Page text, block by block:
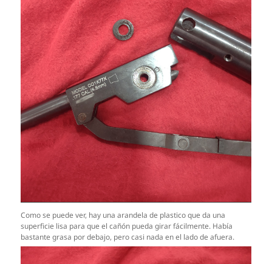
Como se puede ver, hay una arandela de plastico que da una
superficie lisa para que el cañón pueda girar fácilmente. Había
bastante grasa por debajo, pero casi nada en el lado de afuera.